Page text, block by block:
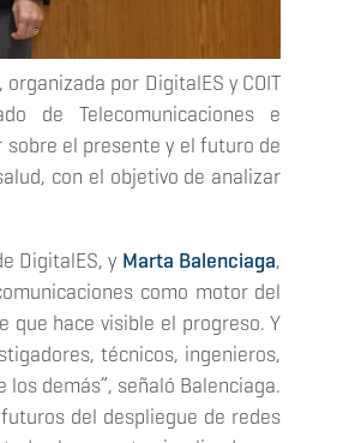
por DigitalES y COIT
de Telecomunicaciones e
el presente y el futuro de
con el objetivo de analizar
DigitalES, y Marta Balenciaga,
como motor del
que hace visible el progreso. Y
técnicos, ingenieros,
los demás”, señaló Balenciaga.
del despliegue de redes